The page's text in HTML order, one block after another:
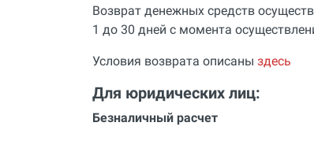
Возврат денежных средств
1 до 30 дней с момента
Условия возврата описаны здесь
Для юридических лиц:
Безналичный расчет